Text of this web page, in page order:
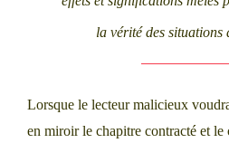
la vérité des situations
Lorsque le lecteur malicieux
en miroir le chapitre contracté et le